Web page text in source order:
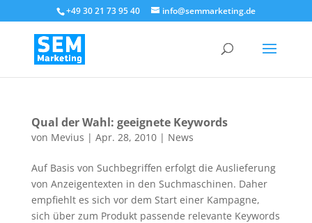
+49 30 21 73 95 40 info@semmarketing.de
Qual der Wahl: geeignete Keywords
von Mevius | Apr. 28, 2010| News
Auf Basis von Suchbegriffen erfolgt die Auslieferung
von Anzeigentexten in den Suchmaschinen. Daher
empfiehlt es sich vor dem Start einer Kampagne,
sich über zum Produkt passende relevante Keywords